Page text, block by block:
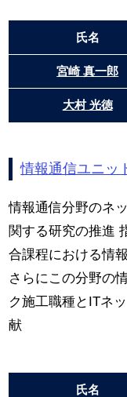
氏名
宮崎 真一郎
大村 光徳
情報通信ユニッ
情報通信分野のネ
関する研究の推進
合課程における情
さらにこの分野の
ク施工職種とITネ
献
氏名